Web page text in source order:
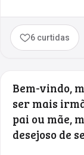
6 curtidas
Bem-vindo,
ser mais
pai ou mãe,
desejoso de